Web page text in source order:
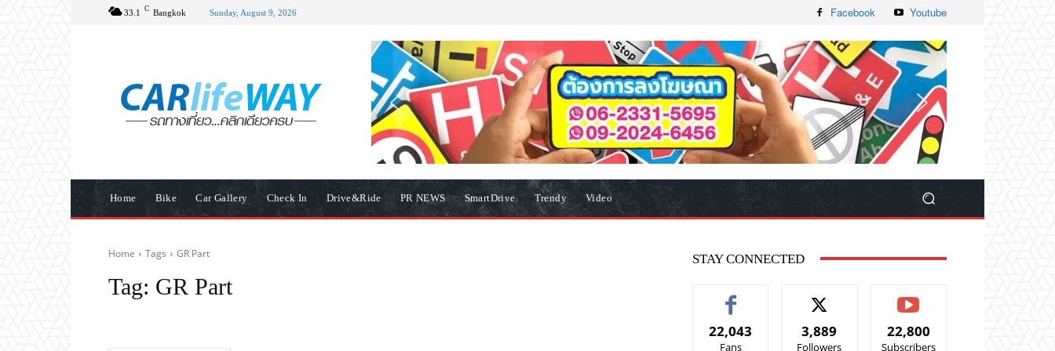
33.1 C Bangkok Sunday, August 9, 2026 Facebook Youtube
Home Bike Car Gallery Check In Drive&Ride PR NEWS SmartDrive Trendy Video
Home Tags GR Part
Tag: GR Part
STAY CONNECTED
22,043
Fans
3,889
Followers
22,800
Subscribers